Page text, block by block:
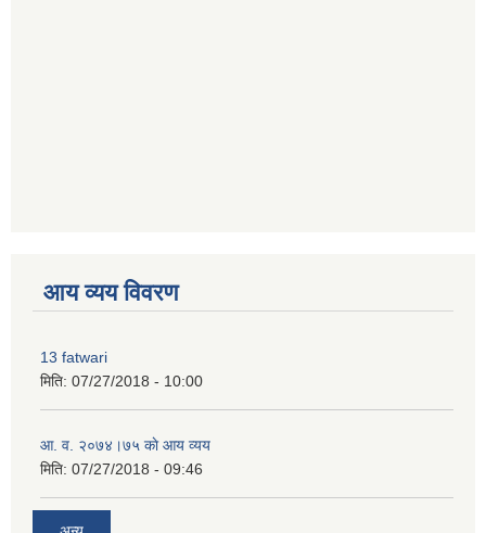
आय व्यय विवरण
13 fatwari
मिति: 07/27/2018 - 10:00
आ‍. व. २०७४।७५ काे आय व्यय
मिति: 07/27/2018 - 09:46